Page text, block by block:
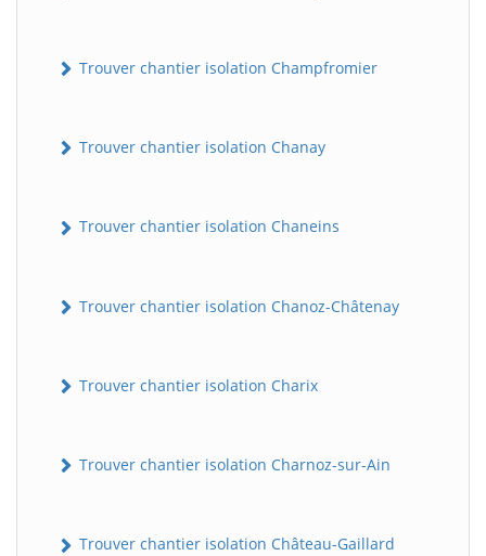
Trouver chantier isolation Champfromier
Trouver chantier isolation Chanay
Trouver chantier isolation Chaneins
Trouver chantier isolation Chanoz-Châtenay
Trouver chantier isolation Charix
Trouver chantier isolation Charnoz-sur-Ain
Trouver chantier isolation Château-Gaillard